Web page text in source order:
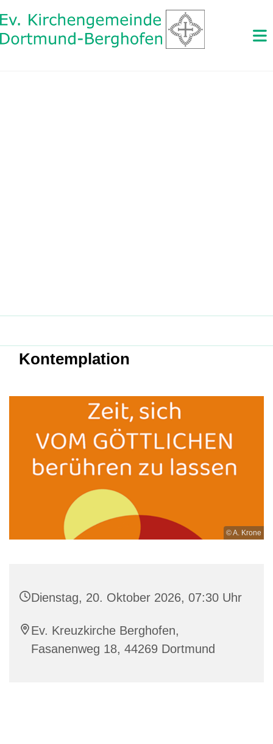
Kontemplation
© A. Krone
Dienstag, 20. Oktober 2026, 07:30 Uhr
Ev. Kreuzkirche Berghofen,
Fasanenweg 18, 44269 Dortmund